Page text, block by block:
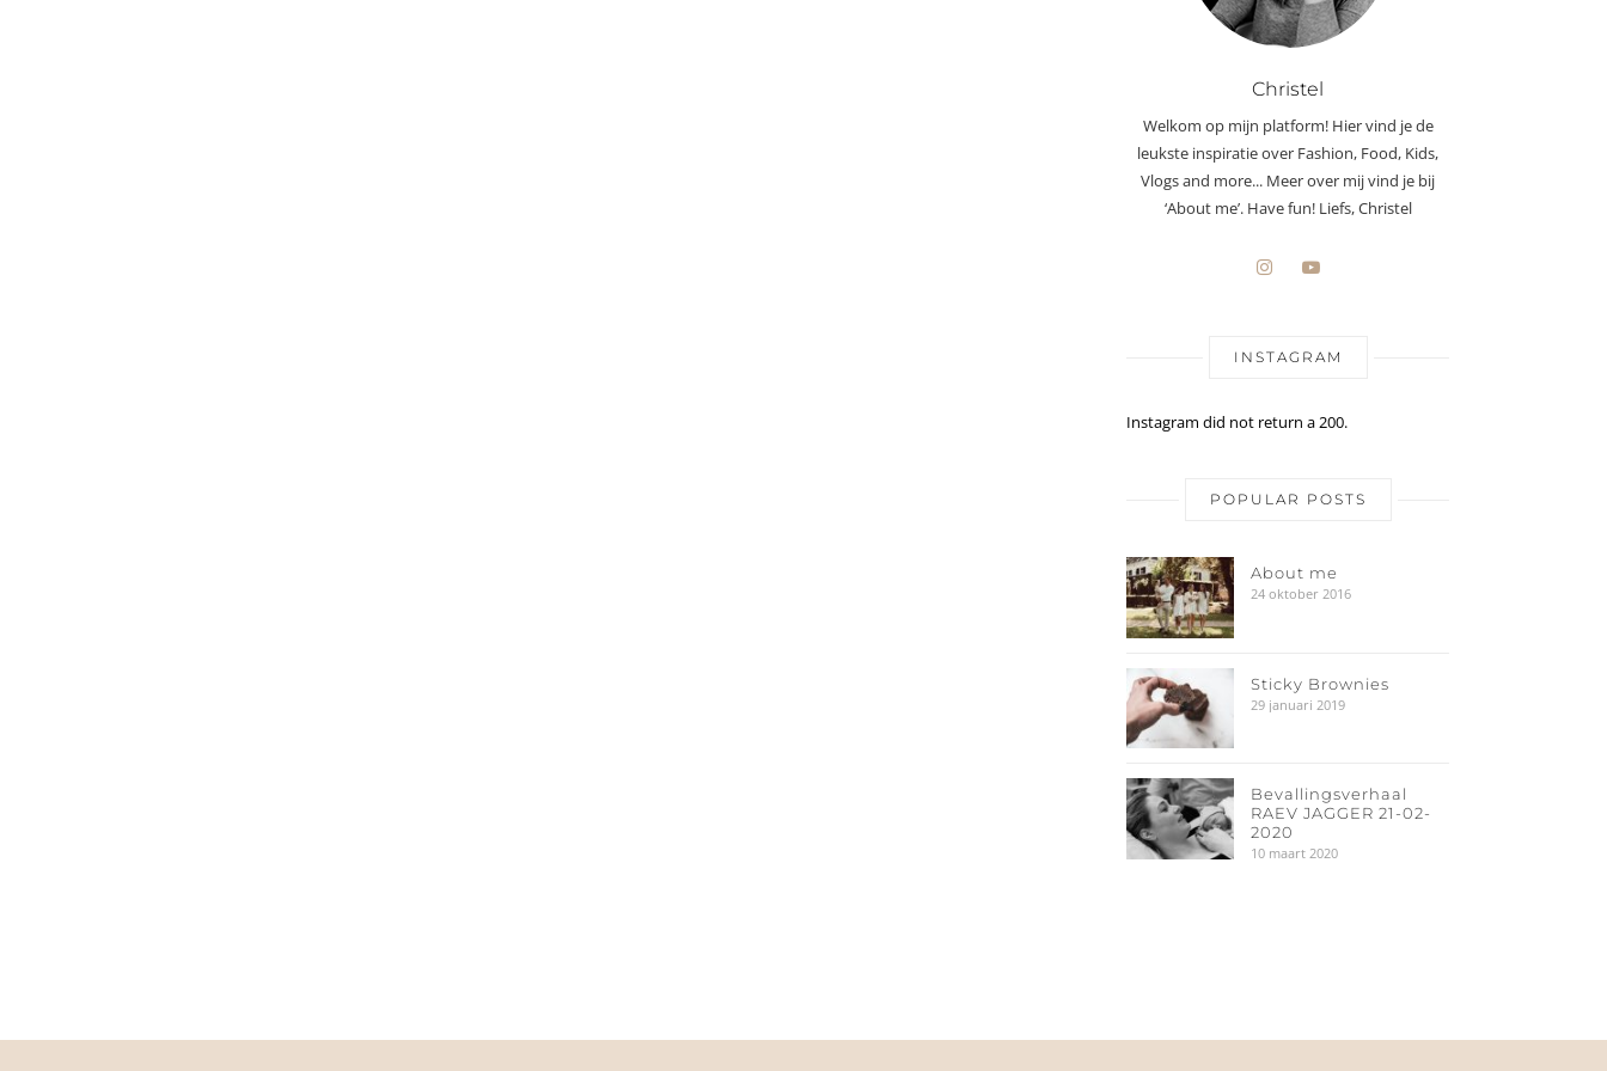
Christel
Welkom op mijn platform! Hier vind je de
leukste inspiratie over Fashion, Food, Kids,
Vlogs and more... Meer over mij vind je bij
‘About me’. Have fun! Liefs, Christel
INSTAGRAM
Instagram did not return a 200.
POPULAR POSTS
About me
24 oktober 2016
Sticky Brownies
29 januari 2019
Bevallingsverhaal
RAEV JAGGER 21-02-
2020
10 maart 2020